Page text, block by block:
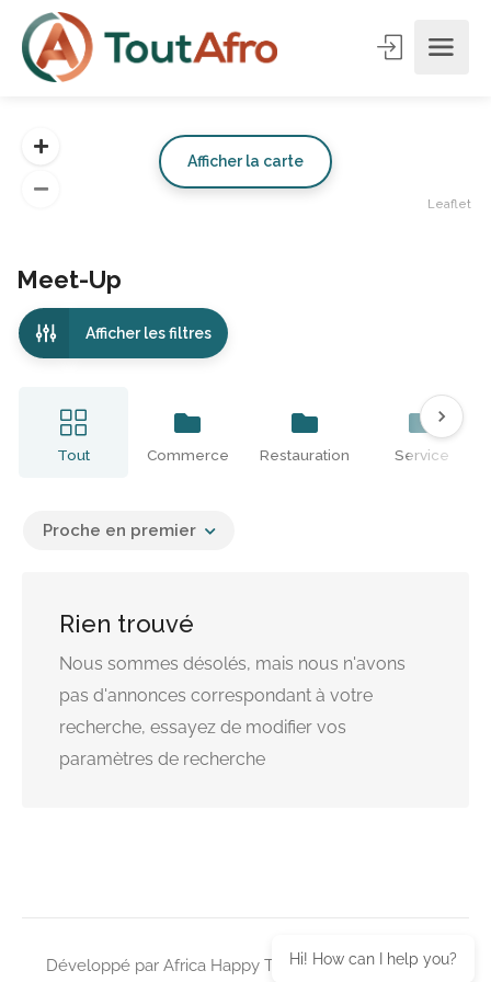
Meet-Up
Afficher les filtres
Tout Commerce Restauration Service
Proche en premier
Rien trouvé
Nous sommes désolés, mais nous n'avons
pas d'annonces correspondant à votre
recherche, essayez de modifier vos
paramètres de recherche
Développé par Africa Happy Tech © 2026 Tous droits
Leaflet
Afficher la carte
Hi! How can I help you?